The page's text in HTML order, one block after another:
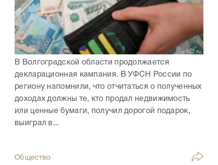
В Волгоградской области продолжается
декларационная кампания. В УФСН России по
региону напомнили, что отчитаться о полученных
доходах должны те, кто продал недвижимость
или ценные бумаги, получил дорогой подарок,
выиграл в...
Общество